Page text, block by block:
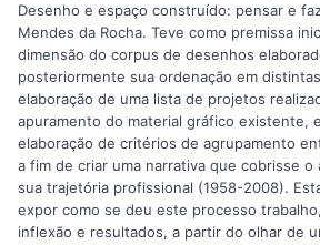
Desenho e espaço construído: pensar e
Mendes da Rocha. Teve como premissa
dimensão do corpus de desenhos
posteriormente sua ordenação em
elaboração de uma lista de projetos
apuramento do material gráfico existente,
elaboração de critérios de agrupamento
a fim de criar uma narrativa que cobrisse
sua trajetória profissional (1958-2008).
expor como se deu este processo
inflexão e resultados, a partir do olhar de